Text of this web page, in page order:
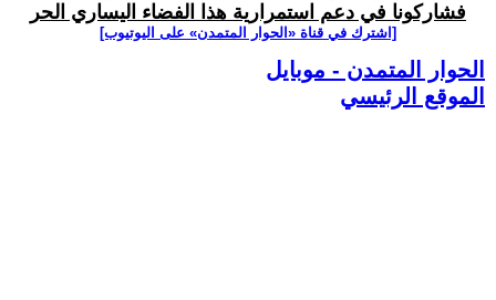
فشاركونا في دعم استمرارية هذا الفضاء اليساري الحر
[اشترك في قناة ‫«الحوار المتمدن» على اليوتيوب]
الحوار المتمدن - موبايل
الموقع الرئيسي